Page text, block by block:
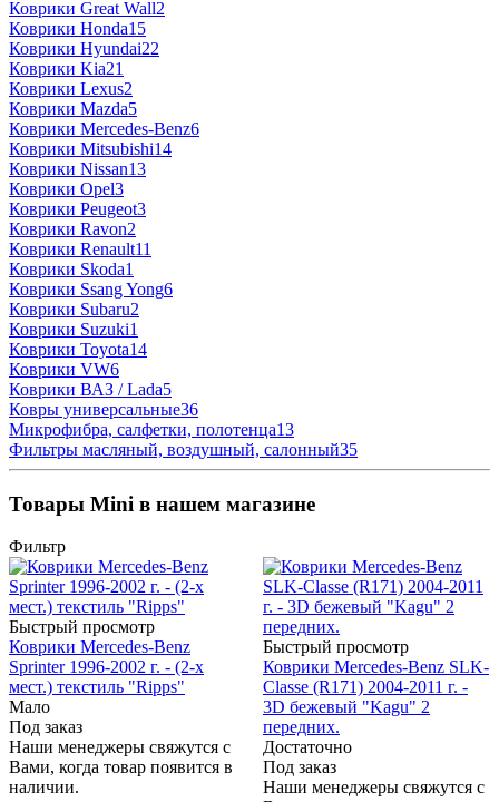
Коврики Great Wall2
Коврики Honda15
Коврики Hyundai22
Коврики Kia21
Коврики Lexus2
Коврики Mazda5
Коврики Mercedes-Benz6
Коврики Mitsubishi14
Коврики Nissan13
Коврики Opel3
Коврики Peugeot3
Коврики Ravon2
Коврики Renault11
Коврики Skoda1
Коврики Ssang Yong6
Коврики Subaru2
Коврики Suzuki1
Коврики Toyota14
Коврики VW6
Коврики ВАЗ / Lada5
Ковры универсальные36
Микрофибра, салфетки, полотенца13
Фильтры масляный, воздушный, салонный35
Товары Mini в нашем магазине
Фильтр
Быстрый просмотр
Коврики Mercedes-Benz
Sprinter 1996-2002 г. - (2-х
мест.) текстиль "Ripps"
Мало
Под заказ
Наши менеджеры свяжутся с
Вами, когда товар появится в
наличии.
Быстрый просмотр
Коврики Mercedes-Benz SLK-
Classe (R171) 2004-2011 г. -
3D бежевый "Kagu" 2
передних.
Достаточно
Под заказ
Наши менеджеры свяжутся с